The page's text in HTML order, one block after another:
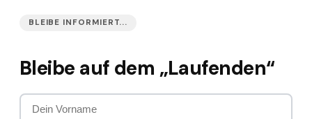
BLEIBE INFORMIERT...
Bleibe auf dem „Laufenden“